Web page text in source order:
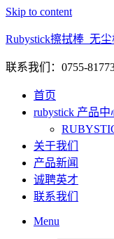
Skip to content
Rubystick擦拭棒_无
联系我们：0755-
首页
rubystick 产品中
关于我们
产品新闻
诚聘英才
联系我们
Menu